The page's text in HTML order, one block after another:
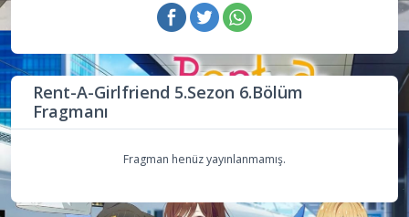
Rent-A-Girlfriend 5.Sezon 6.Bölüm
Fragmanı
Fragman henüz yayınlanmamış.